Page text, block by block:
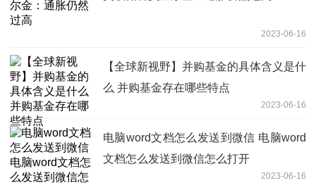
2023-06-16
【全球新视野】并购基金的具体含义是什
么 并购基金存在哪些特点
2023-06-16
电脑word文档怎么发送到微信 电脑word
文档怎么发送到微信怎么打开
2023-06-16